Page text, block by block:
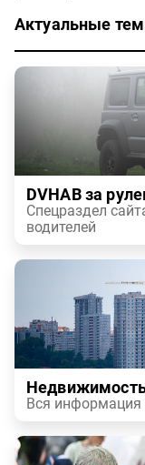
Актуальные
DVHAB за
Спецраздел
водителей
Вся информация